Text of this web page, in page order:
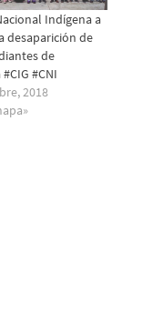
Indígena a
desaparición de
de
#CNI
2018